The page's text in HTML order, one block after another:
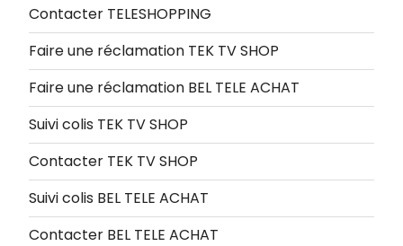
Contacter TELESHOPPING
Faire une réclamation TEK TV SHOP
Faire une réclamation BEL TELE ACHAT
Suivi colis TEK TV SHOP
Contacter TEK TV SHOP
Suivi colis BEL TELE ACHAT
Contacter BEL TELE ACHAT